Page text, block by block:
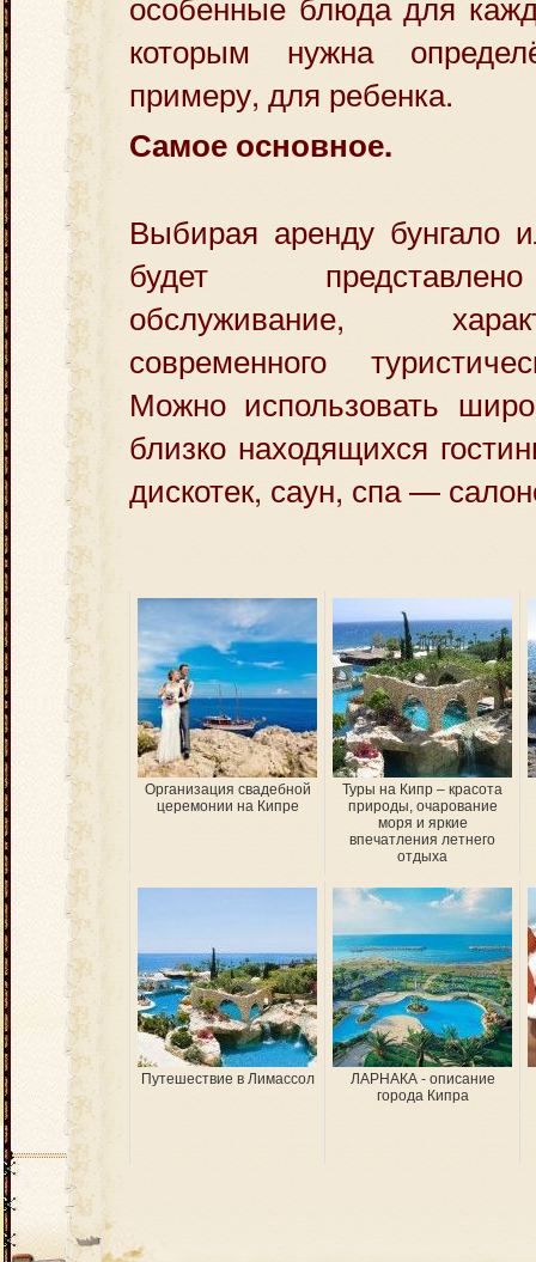
которым нужна
примеру, для ребенка.
Самое основное.
Выбирая аренду бунгало
будет
обслуживание,
современного
Можно использовать
близко находящихся
дискотек, саун, спа —
Организация свадебной
церемонии на Кипре
Туры на Кипр – красота
природы, очарование
моря и яркие
впечатления летнего
отдыха
Путешествие в Лимассол
ЛАРНАКА - описание
города Кипра